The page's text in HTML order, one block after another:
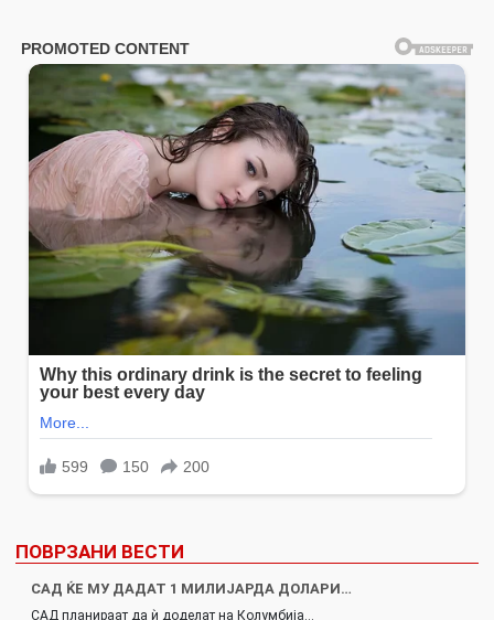
ПОВРЗАНИ ВЕСТИ
САД ЌЕ МУ ДАДАТ 1 МИЛИЈАРДА ДОЛАРИ…
САД планираат да ѝ доделат на Колумбија…